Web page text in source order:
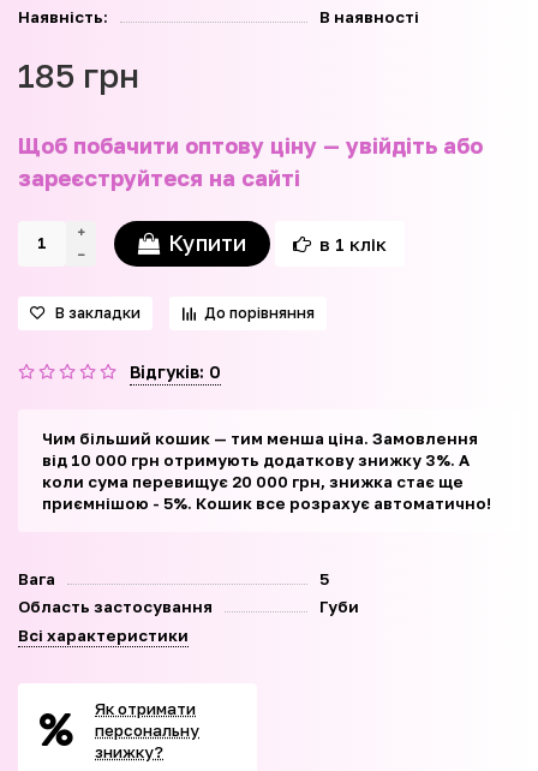
Наявність:
В наявності
185 грн
Щоб побачити оптову ціну — увійдіть або
зареєструйтеся на сайті
Купити в 1 клік
В закладки До порівняння
Відгуків: 0
Чим більший кошик — тим менша ціна. Замовлення
від 10 000 грн отримують додаткову знижку 3%. А
коли сума перевищує 20 000 грн, знижка стає ще
приємнішою - 5%. Кошик все розрахує автоматично!
Вага
5
Область застосування
Губи
Всі характеристики
Як отримати
персональну
знижку?